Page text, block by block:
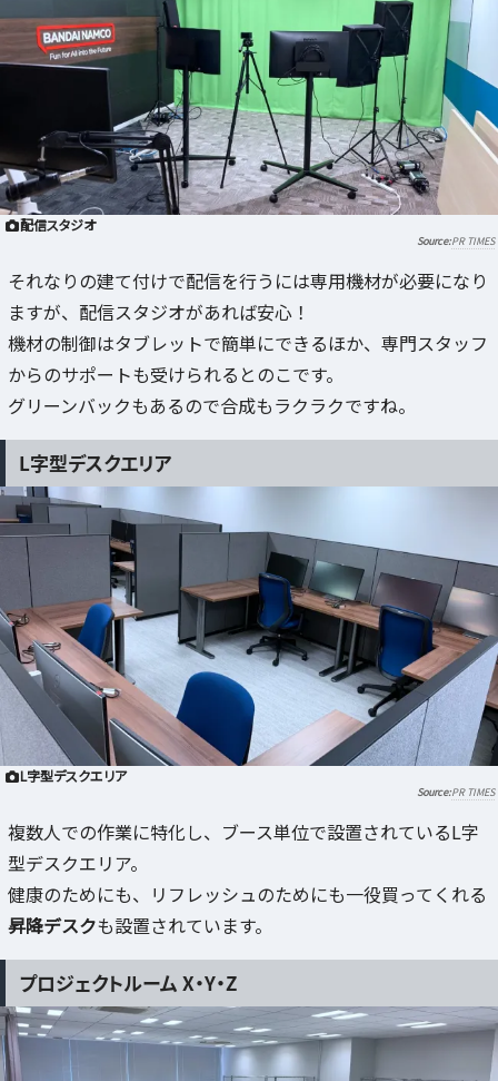
配信スタジオ
PR TIMES
それなりの建て付けで配信を行うには専用機材が必要になり
ますが、配信スタジオがあれば安心！
機材の制御はタブレットで簡単にできるほか、専門スタッフ
からのサポートも受けられるとのこです。
グリーンバックもあるので合成もラクラクですね。
L字型デスクエリア
L字型デスクエリア
PR TIMES
複数人での作業に特化し、ブース単位で設置されているL字
型デスクエリア。
健康のためにも、リフレッシュのためにも一役買ってくれる
昇降デスクも設置されています。
プロジェクトルーム X・Y・Z